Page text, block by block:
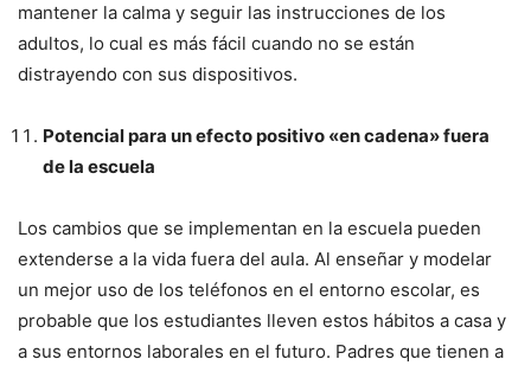
mantener la calma y seguir las instrucciones de los
adultos, lo cual es más fácil cuando no se están
distrayendo con sus dispositivos.
Potencial para un efecto positivo «en cadena» fuera
de la escuela
Los cambios que se implementan en la escuela pueden
extenderse a la vida fuera del aula. Al enseñar y modelar
un mejor uso de los teléfonos en el entorno escolar, es
probable que los estudiantes lleven estos hábitos a casa y
a sus entornos laborales en el futuro. Padres que tienen a